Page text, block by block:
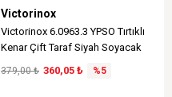
Victorinox
Victorinox 6.0963.3 YPSO Tırtıklı
Kenar Çift Taraf Siyah Soyacak
360,05 ₺
379,00 ₺ %5